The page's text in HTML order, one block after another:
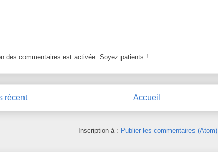
des commentaires est activée. Soyez patients !
récent Accueil
Inscription à : Publier les commentaires (Atom)